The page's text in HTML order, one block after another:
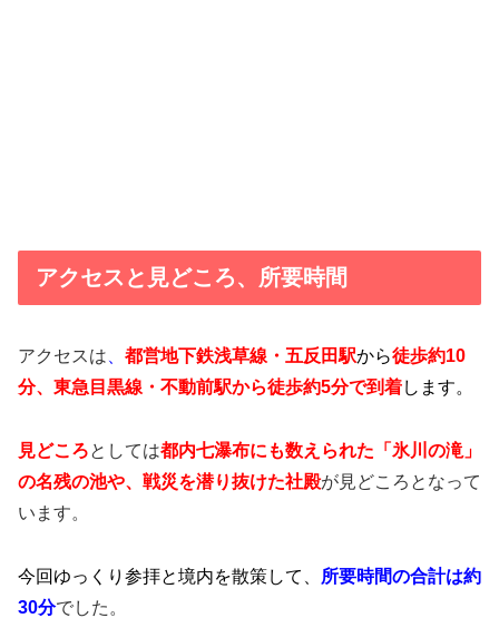
アクセスと見どころ、所要時間
アクセスは 都営地下鉄浅草線・五反田駅から徒歩約10
分、東急目黒線・不動前駅から徒歩約5分で到着します。
見どころとしては都内七瀑布にも数えられた「氷川の滝」
の名残の池や、 戦災を潜り抜けた社殿が見どころとなって
います。
今回ゆっくり参拝と境内を散策して、 所要時間の合計は約
30分でした。